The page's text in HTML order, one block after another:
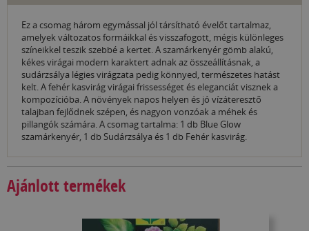
Ez a csomag három egymással jól társítható évelőt tartalmaz,
amelyek változatos formáikkal és visszafogott, mégis különleges
színeikkel teszik szebbé a kertet. A szamárkenyér gömb alakú,
kékes virágai modern karaktert adnak az összeállításnak, a
sudárzsálya légies virágzata pedig könnyed, természetes hatást
kelt. A fehér kasvirág virágai frissességet és eleganciát visznek a
kompozícióba. A növények napos helyen és jó vízáteresztő
talajban fejlődnek szépen, és nagyon vonzóak a méhek és
pillangók számára. A csomag tartalma: 1 db Blue Glow
szamárkenyér, 1 db Sudárzsálya és 1 db Fehér kasvirág.
Ajánlott termékek